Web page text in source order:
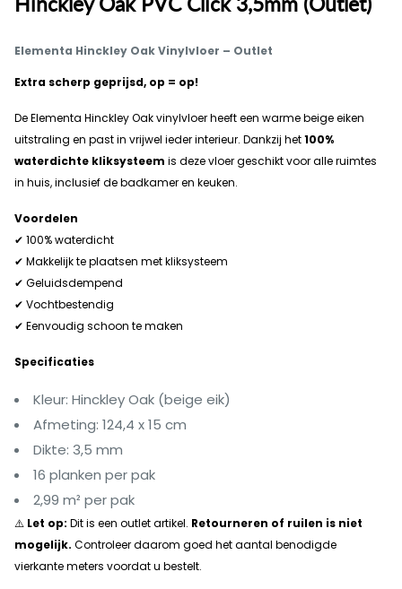
Elementa Hinckley Oak Vinylvloer – Outlet
Extra scherp geprijsd, op = op!
De Elementa Hinckley Oak vinylvloer heeft een warme beige eiken
uitstraling en past in vrijwel ieder interieur. Dankzij het100%
waterdichte kliksysteem is deze vloer geschikt voor alle ruimtes
in huis, inclusief de badkamer en keuken.
Voordelen
✔ 100% waterdicht
✔ Makkelijk te plaatsen met kliksysteem
✔ Geluidsdempend
✔ Vochtbestendig
✔ Eenvoudig schoon te maken
Specificaties
Kleur: Hinckley Oak (beige eik)
Afmeting: 124,4 x 15 cm
Dikte: 3,5 mm
16 planken per pak
2,99 m² per pak
⚠️ Let op: Dit is een outlet artikel. Retourneren of ruilen is niet
mogelijk. Controleer daarom goed het aantal benodigde
vierkante meters voordat u bestelt.